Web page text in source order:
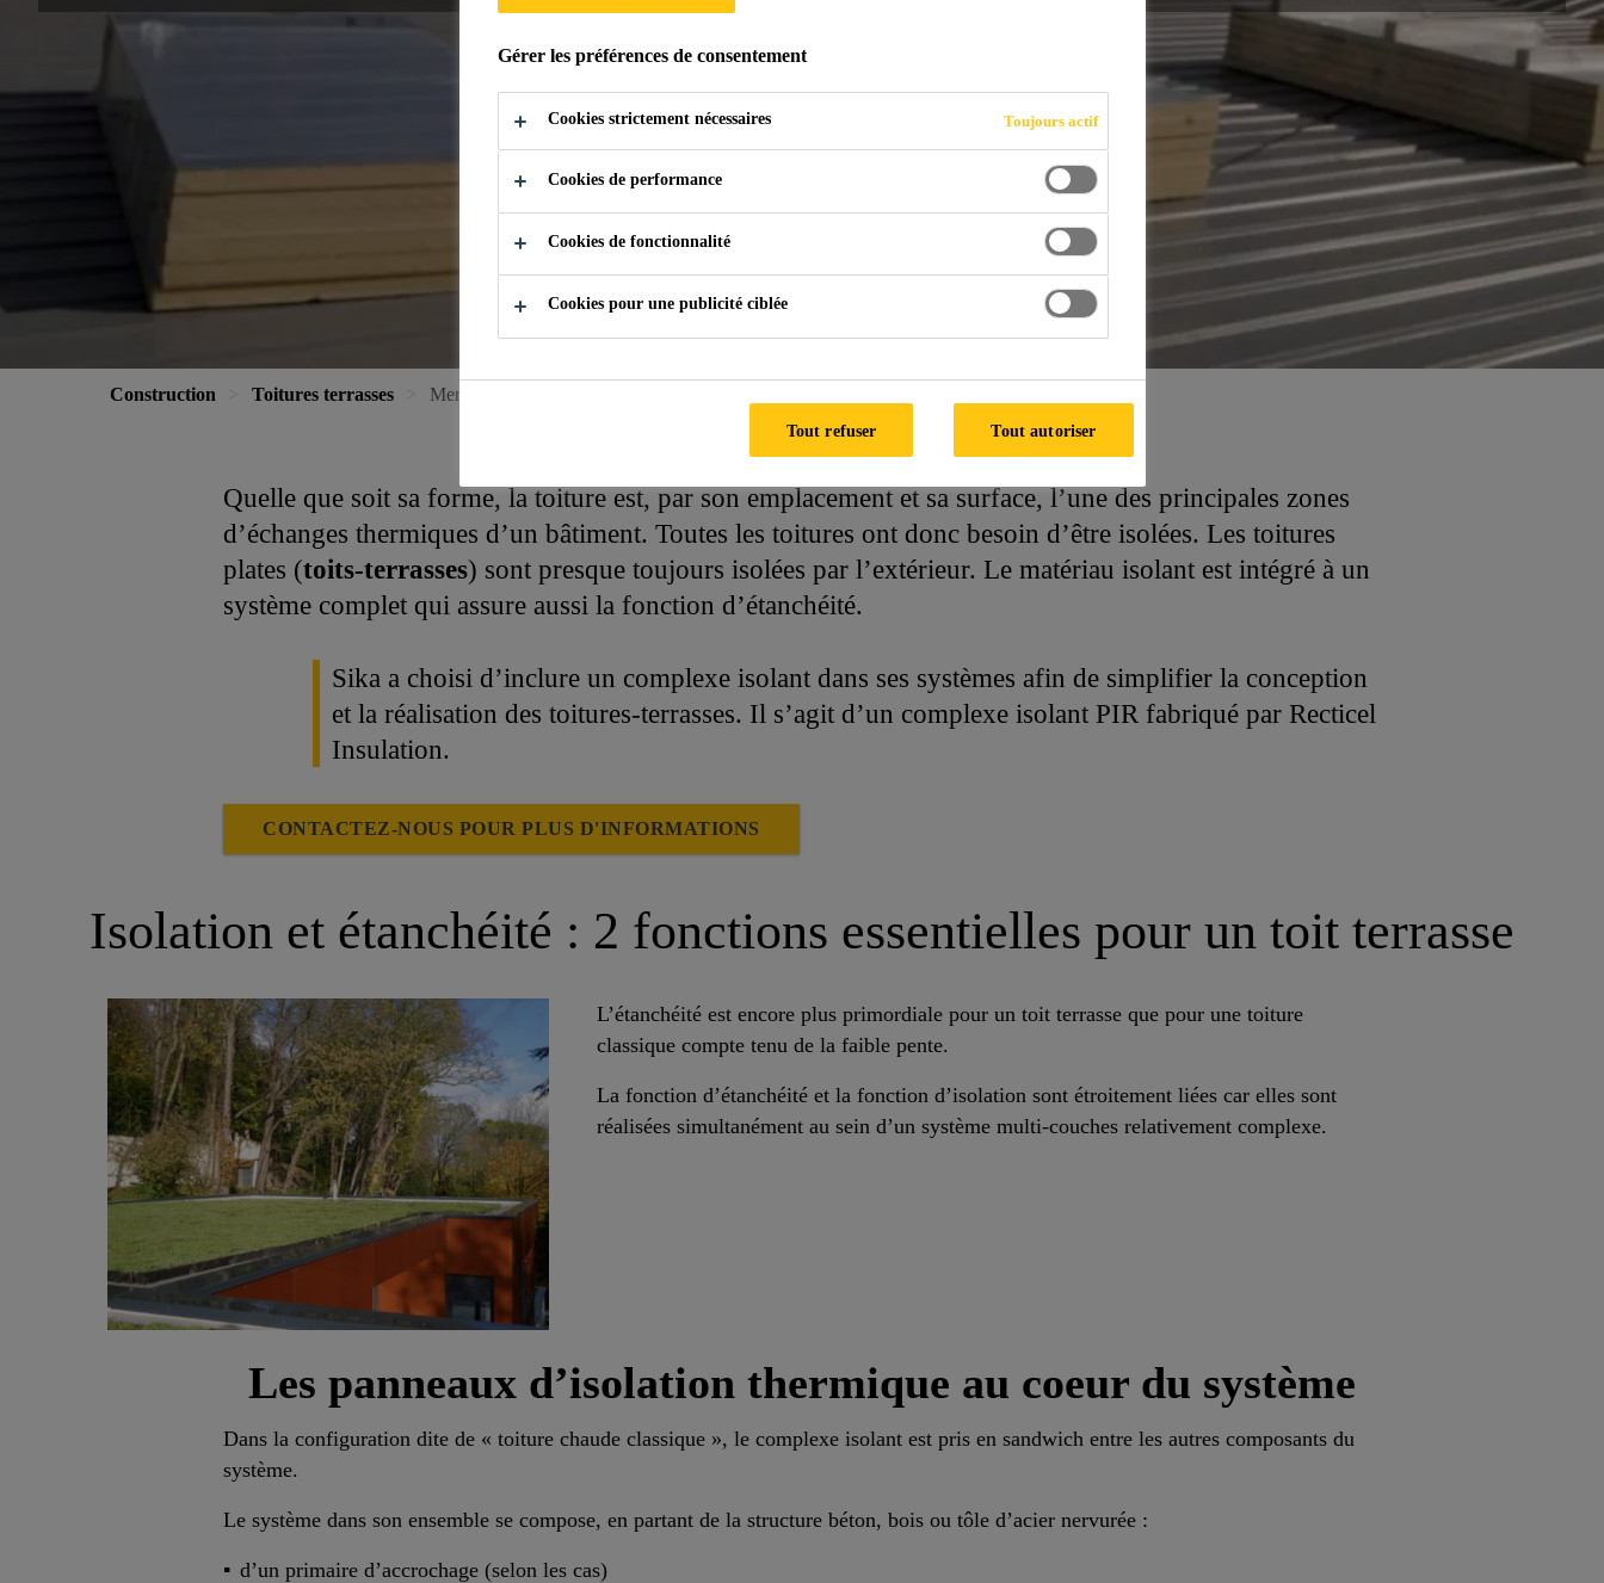
Construction Toitures terrasses Membrane d’étanchéité et complexe isolant pour toiture terrasse
Quelle que soit sa forme, la toiture est, par son emplacement et sa surface, l’une des principales zones
d’échanges thermiques d’un bâtiment. Toutes les toitures ont donc besoin d’être isolées. Les toitures
plates (toits-terrasses) sont presque toujours isolées par l’extérieur. Le matériau isolant est intégré à un
système complet qui assure aussi la fonction d’étanchéité.
Sika a choisi d’inclure un complexe isolant dans ses systèmes afin de simplifier la conception
et la réalisation des toitures-terrasses. Il s’agit d’un complexe isolant PIR fabriqué par Recticel
Insulation.
CONTACTEZ-NOUS POUR PLUS D'INFORMATIONS
Isolation et étanchéité : 2 fonctions essentielles pour un toit terrasse
L’étanchéité est encore plus primordiale pour un toit terrasse que pour une toiture
classique compte tenu de la faible pente.
La fonction d’étanchéité et la fonction d’isolation sont étroitement liées car elles sont
réalisées simultanément au sein d’un système multi-couches relativement complexe.
Les panneaux d’isolation thermique au coeur du système
Dans la configuration dite de « toiture chaude classique », le complexe isolant est pris en sandwich entre les autres composants du
système.
Le système dans son ensemble se compose, en partant de la structure béton, bois ou tôle d’acier nervurée :
d’un primaire d’accrochage (selon les cas)
Gérer les préférences de consentement
Cookies strictement nécessaires Toujours actif
Cookies de performance
Cookies de fonctionnalité
Cookies pour une publicité ciblée
Tout refuser Tout autoriser